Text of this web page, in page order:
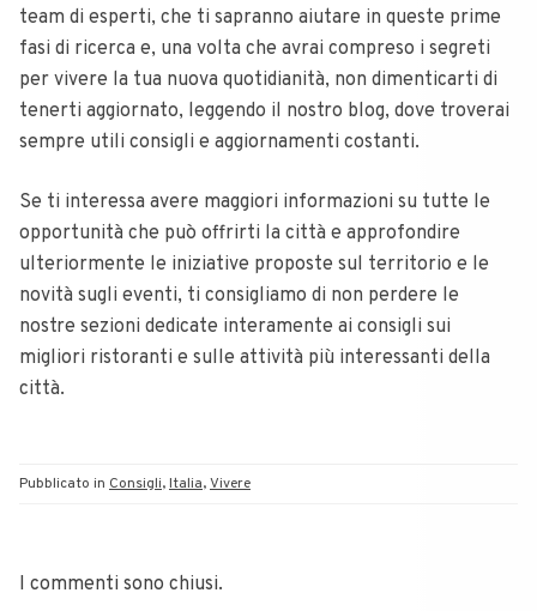
team di esperti, che ti sapranno aiutare in queste prime
fasi di ricerca e, una volta che avrai compreso i segreti
per vivere la tua nuova quotidianità, non dimenticarti di
tenerti aggiornato, leggendo il nostro blog, dove troverai
sempre utili consigli e aggiornamenti costanti.
Se ti interessa avere maggiori informazioni su tutte le
opportunità che può offrirti la città e approfondire
ulteriormente le iniziative proposte sul territorio e le
novità sugli eventi, ti consigliamo di non perdere le
nostre sezioni dedicate interamente ai consigli sui
migliori ristoranti e sulle attività più interessanti della
città.
Pubblicato in Consigli,Italia,Vivere
I commenti sono chiusi.